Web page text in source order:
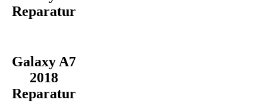
Reparatur
Galaxy A7
2018
Reparatur